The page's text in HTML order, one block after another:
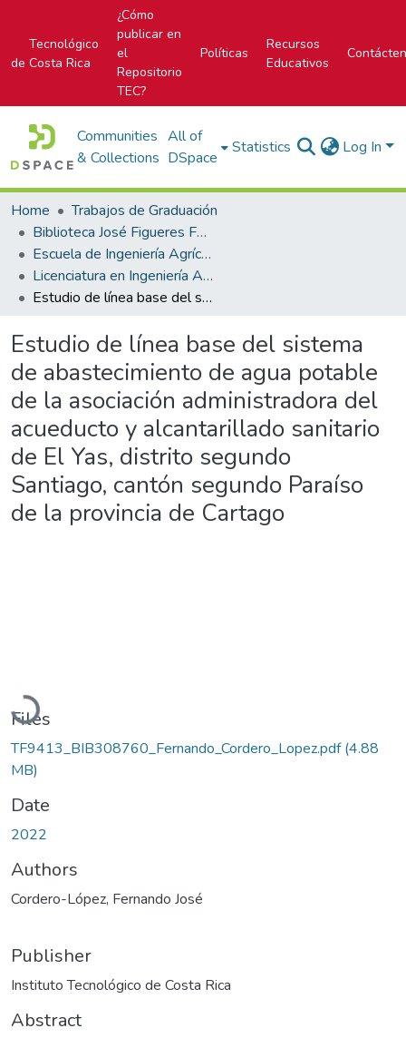
Tecnológico
de Costa Rica
¿Cómo
publicar en
el
Repositorio
TEC?
Políticas
Recursos
Educativos
Communities
& Collections
All of
DSpace
Statistics Log In
Home
Trabajos de Graduación
Biblioteca José Figueres Ferrer
Escuela de Ingeniería Agrícola
Licenciatura en Ingeniería Agrícola
Estudio de línea base del sistema de abastecimiento de agua potable de la asociación administradora del acueducto y alcantarillado sanitario de El Yas, distrito segundo Santiago, cantón segundo Paraíso de la provincia de Cartago
Estudio de línea base del sistema
de abastecimiento de agua potable
de la asociación administradora del
acueducto y alcantarillado sanitario
de El Yas, distrito segundo
Santiago, cantón segundo Paraíso
de la provincia de Cartago
Loading...
Files
TF9413_BIB308760_Fernando_Cordero_Lopez.pdf(4.88
MB)
Date
2022
Authors
Cordero-López, Fernando José
Publisher
Instituto Tecnológico de Costa Rica
Abstract